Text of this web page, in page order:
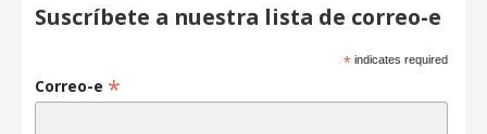
Suscríbete a nuestra lista de correo-e
* indicates required
Correo-e *